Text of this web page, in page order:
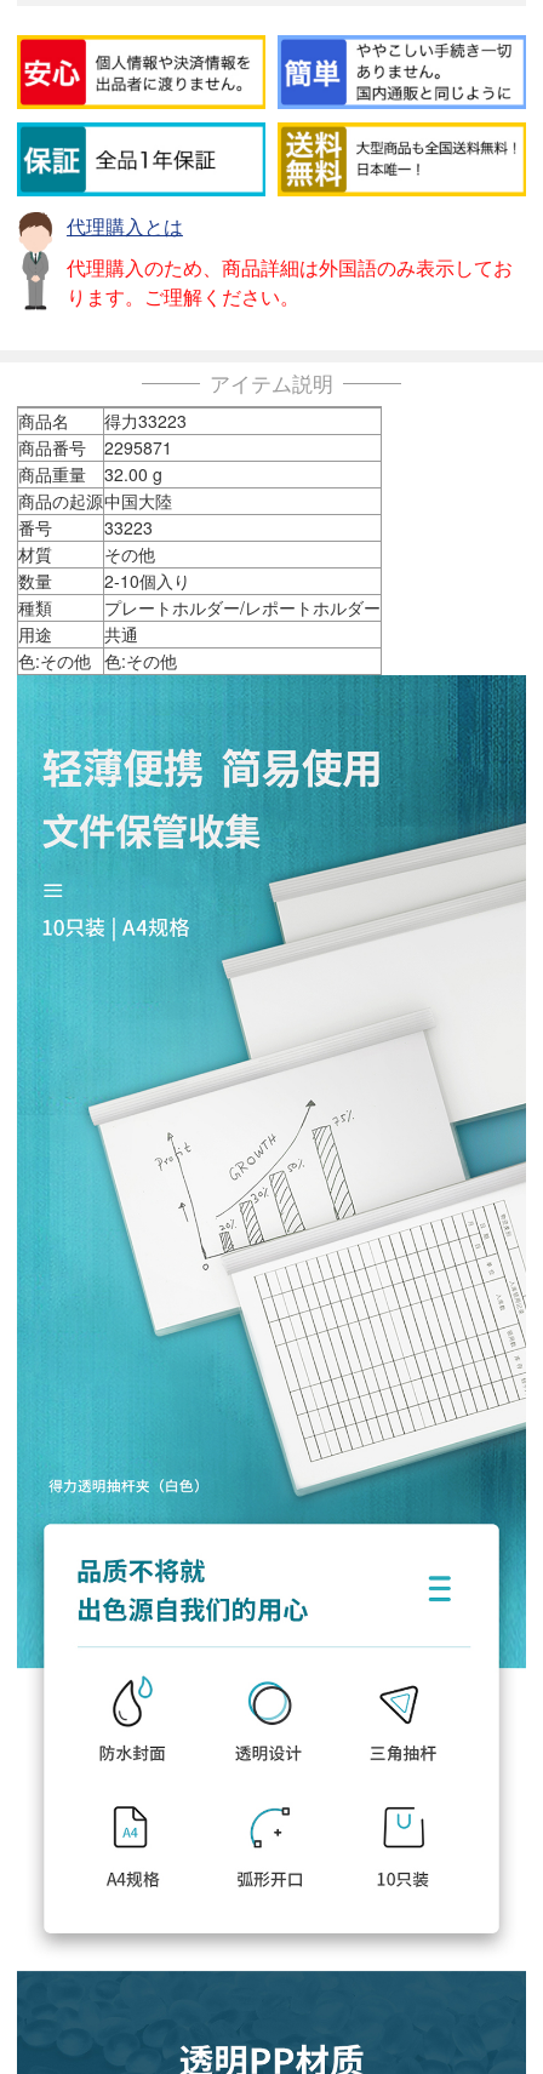
代理購入とは
代理購入のため、商品詳細は外国語のみ表示してお
ります。ご理解ください。
アイテム説明
商品名
得力33223
商品番号
2295871
商品重量
32.00 g
商品の起源中国大陸
番号
33223
材質
その他
数量
2-10個入り
種類
プレートホルダー/レポートホルダー
用途
共通
色:その他 色:その他